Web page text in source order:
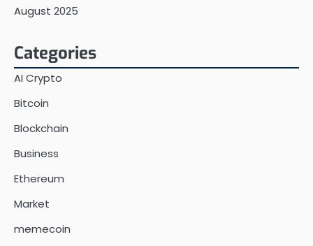
August 2025
Categories
AI Crypto
Bitcoin
Blockchain
Business
Ethereum
Market
memecoin